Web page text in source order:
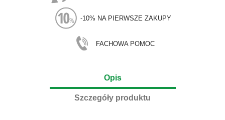
-10% NA PIERWSZE ZAKUPY
FACHOWA POMOC
Opis
Szczegóły produktu